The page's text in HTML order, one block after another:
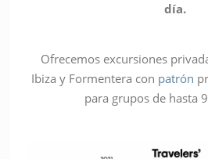
día.
Ofrecemos excursiones
Ibiza y Formentera con patrón
para grupos de hasta